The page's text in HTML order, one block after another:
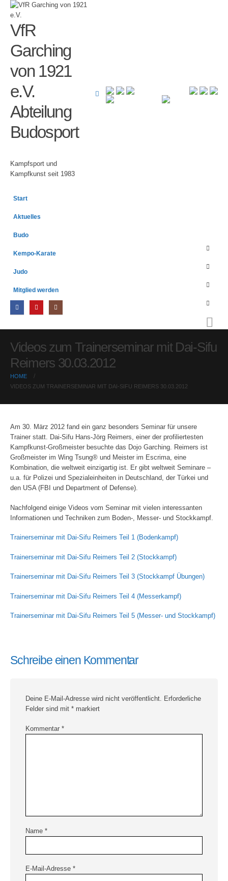
VfR
Garching
von 1921
e.V.
Abteilung
Budosport
Kampfsport und
Kampfkunst seit 1983
Start
Aktuelles
Budo
Kempo-Karate
Judo
Mitglied werden
Videos zum Trainerseminar mit Dai-Sifu
Reimers 30.03.2012
HOME
VIDEOS ZUM TRAINERSEMINAR MIT DAI-SIFU REIMERS 30.03.2012
Am 30. März 2012 fand ein ganz besonders Seminar für unsere
Trainer statt. Dai-Sifu Hans-Jörg Reimers, einer der profiliertesten
Kampfkunst-Großmeister besuchte das Dojo Garching. Reimers ist
Großmeister im Wing Tsung® und Meister im Escrima, eine
Kombination, die weltweit einzigartig ist. Er gibt weltweit Seminare –
u.a. für Polizei und Spezialeinheiten in Deutschland, der Türkei und
den USA (FBI und Department of Defense).
Nachfolgend einige Videos vom Seminar mit vielen interessanten
Informationen und Techniken zum Boden-, Messer- und Stockkampf.
Trainerseminar mit Dai-Sifu Reimers Teil 1 (Bodenkampf)
Trainerseminar mit Dai-Sifu Reimers Teil 2 (Stockkampf)
Trainerseminar mit Dai-Sifu Reimers Teil 3 (Stockkampf Übungen)
Trainerseminar mit Dai-Sifu Reimers Teil 4 (Messerkampf)
Trainerseminar mit Dai-Sifu Reimers Teil 5 (Messer- und Stockkampf)
Schreibe einen Kommentar
Deine E-Mail-Adresse wird nicht veröffentlicht. Erforderliche
Felder sind mit * markiert
Kommentar *
Name *
E-Mail-Adresse *